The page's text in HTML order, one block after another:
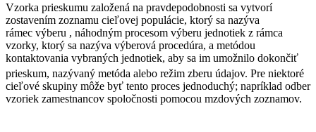
Vzorka prieskumu založená na pravdepodobnosti sa vytvorí
zostavením zoznamu cieľovej populácie, ktorý sa nazýva
rámec výberu , náhodným procesom výberu jednotiek z rámca
vzorky, ktorý sa nazýva výberová procedúra, a metódou
kontaktovania vybraných jednotiek, aby sa im umožnilo dokončiť
prieskum, nazývaný metóda alebo režim zberu údajov. Pre niektoré
cieľové skupiny môže byť tento proces jednoduchý; napríklad odber
vzoriek zamestnancov spoločnosti pomocou mzdových zoznamov.